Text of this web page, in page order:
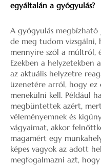
egyáltalán a gyógyulás?
A gyógyulás
de meg tudom
mennyire szól a múltról,
Ezekben a helyzetekben
az aktuális helyzetre
üzenetére arról, hogy ez
menekülni kell. Például
megbüntettek azért,
véleményemnek és
vágyaimat, akkor
magamért egy
képes vagyok az adott
megfogalmazni azt,